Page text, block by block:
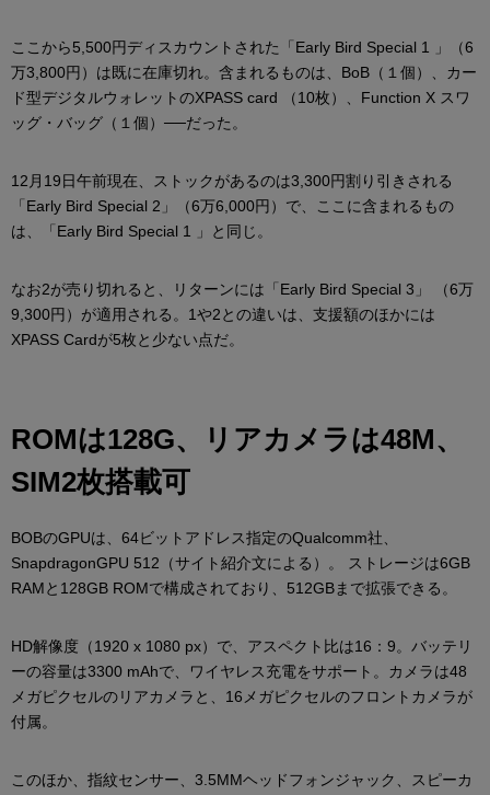
ここから5,500円ディスカウントされた「Early Bird Special 1 」（6
万3,800円）は既に在庫切れ。含まれるものは、BoB（１個）、カー
ド型デジタルウォレットのXPASS card （10枚）、Function X スワ
ッグ・バッグ（１個）──だった。
12月19日午前現在、ストックがあるのは3,300円割り引きされる
「Early Bird Special 2」（6万6,000円）で、ここに含まれるもの
は、「Early Bird Special 1 」と同じ。
なお2が売り切れると、リターンには「Early Bird Special 3」 （6万
9,300円）が適用される。1や2との違いは、支援額のほかには
XPASS Cardが5枚と少ない点だ。
ROMは128G、リアカメラは48M、
SIM2枚搭載可
BOBのGPUは、64ビットアドレス指定のQualcomm社、
SnapdragonGPU 512（サイト紹介文による）。 ストレージは6GB
RAMと128GB ROMで構成されており、512GBまで拡張できる。
HD解像度（1920 x 1080 px）で、アスペクト比は16：9。バッテリ
ーの容量は3300 mAhで、ワイヤレス充電をサポート。カメラは48
メガピクセルのリアカメラと、16メガピクセルのフロントカメラが
付属。
このほか、指紋センサー、3.5MMヘッドフォンジャック、スピーカ